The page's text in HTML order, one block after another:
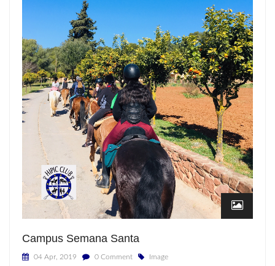
Campus Semana Santa
04 Apr, 2019 0 Comment Image